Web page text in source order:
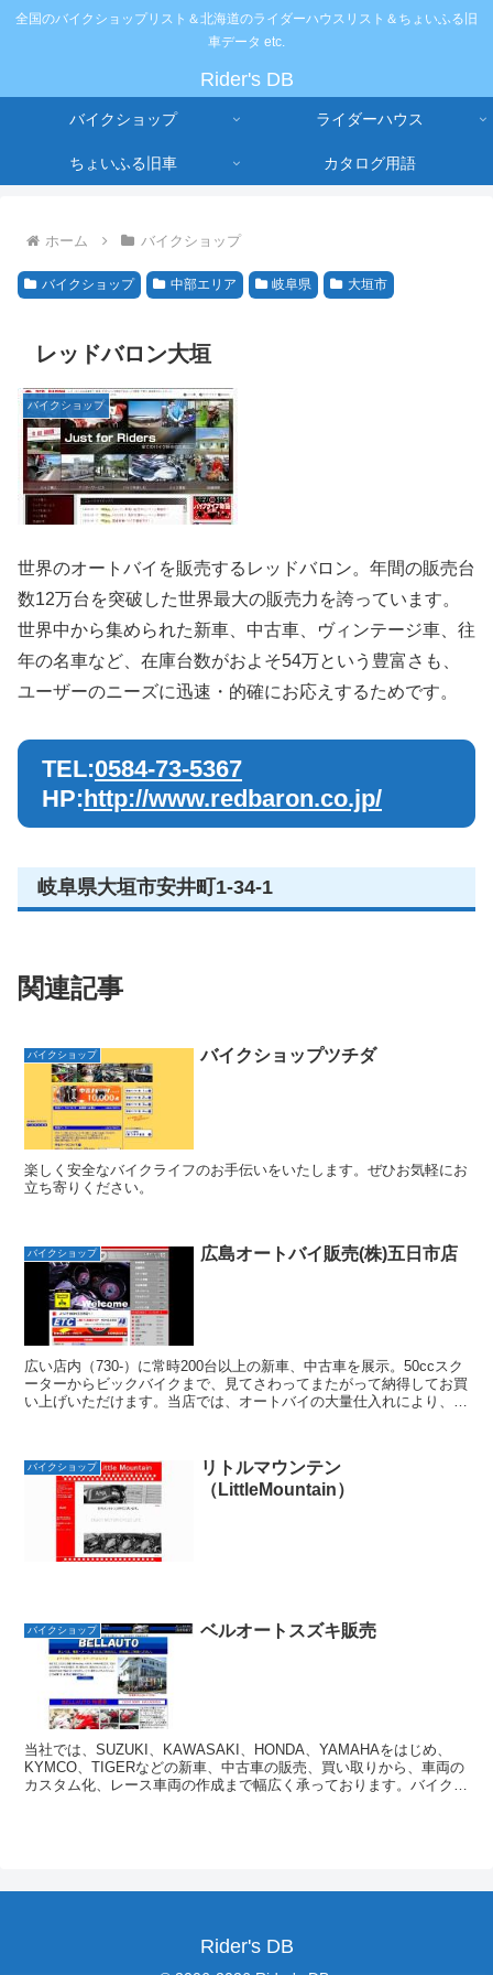
全国のバイクショップリスト＆北海道のライダーハウスリスト＆ちょいふる旧
車データ etc.
Rider's DB
バイクショップ ライダーハウス
ちょいふる旧車 カタログ用語
ホーム バイクショップ
バイクショップ 中部エリア 岐阜県 大垣市
レッドバロン大垣
バイクショップ
世界のオートバイを販売するレッドバロン。年間の販売台
数12万台を突破した世界最大の販売力を誇っています。
世界中から集められた新車、中古車、ヴィンテージ車、往
年の名車など、在庫台数がおよそ54万という豊富さも、
ユーザーのニーズに迅速・的確にお応えするためです。
TEL:0584-73-5367
HP:http://www.redbaron.co.jp/
岐阜県大垣市安井町1-34-1
関連記事
バイクショップ バイクショップツチダ
楽しく安全なバイクライフのお手伝いをいたします。ぜひお気軽にお
立ち寄りください。
バイクショップ 広島オートバイ販売(株)五日市店
広い店内（730-）に常時200台以上の新車、中古車を展示。50ccスク
ーターからビックバイクまで、見てさわってまたがって納得してお買
い上げいただけます。当店では、オートバイの大量仕入れにより、お
バイクショップ
リトルマウンテン
（LittleMountain）
バイクショップ ベルオートスズキ販売
当社では、SUZUKI、KAWASAKI、HONDA、YAMAHAをはじめ、
KYMCO、TIGERなどの新車、中古車の販売、買い取りから、車両の
カスタム化、レース車両の作成まで幅広く承っております。バイクに
Rider's DB